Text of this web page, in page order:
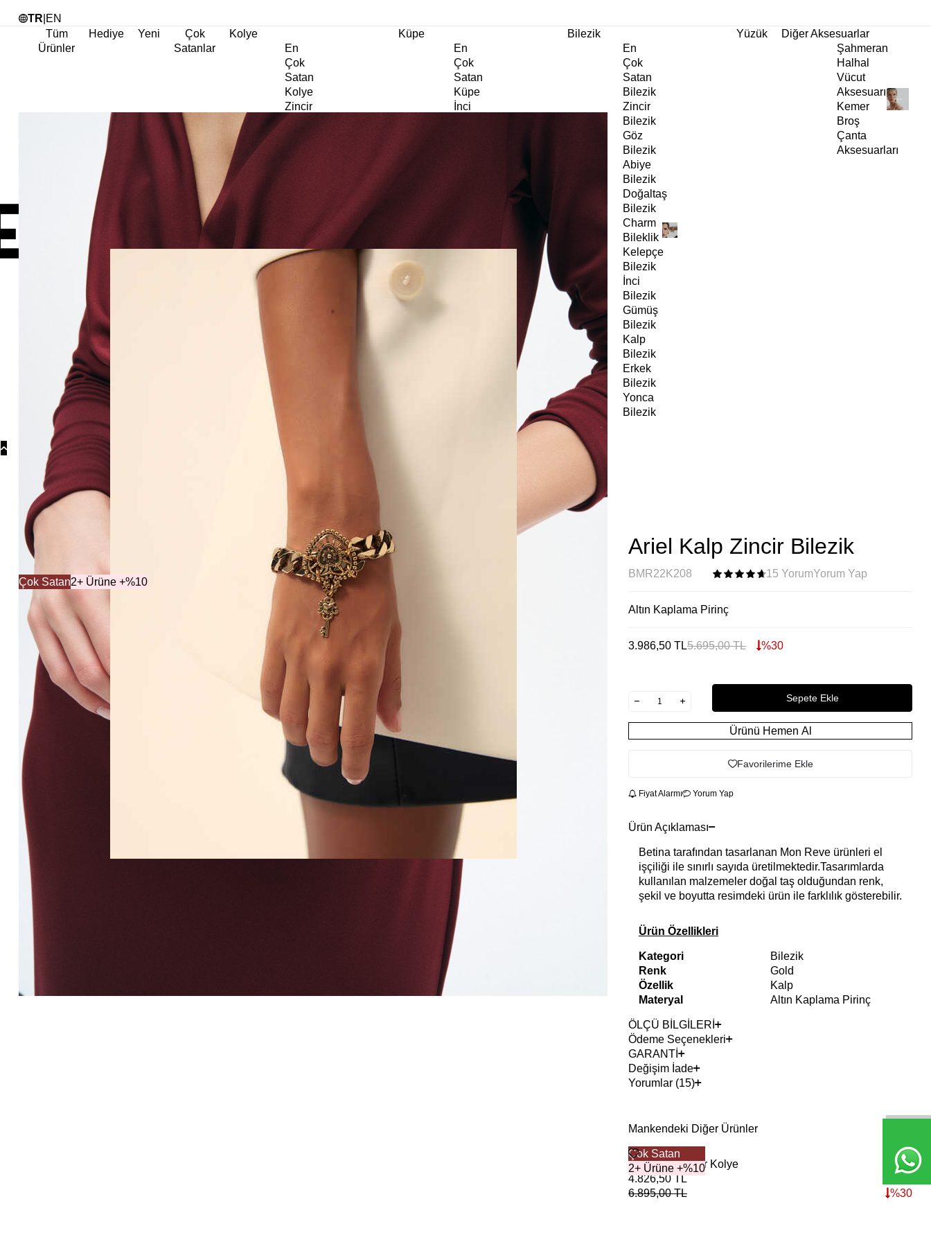
TR EN
Tüm
Ürünler
Hediye Yeni
Çok
Satanlar
Kolye
En
Çok
Satan
Kolye
Zincir
Doğaltaş
İnci
Küpe
En
Çok
Satan
Küpe
İnci
Göz
Bilezik
En
Çok
Satan
Bilezik
Zincir
Bilezik
Göz
Bilezik
Abiye
Bilezik
Doğaltaş
Bilezik
Charm
Bileklik
Kelepçe
Bilezik
İnci
Bilezik
Gümüş
Bilezik
Kalp
Bilezik
Erkek
Bilezik
Yonca
Bilezik
Yüzük
Diğer Aksesuarlar
Şahmeran
Halhal
Vücut
Aksesuarı
Kemer
Broş
Çanta
Aksesuarları
Kategoriler Ariel Kalp Zincir Bilezik
Çok Satan2+ Ürüne +%10
Ariel Kalp Zincir Bilezik
BMR22K208 15 YorumYorum Yap
Altın Kaplama Pirinç
3.986,50 TL5.695,00TL %30
Sepete Ekle
Ürünü Hemen Al
Favorilerime Ekle
Fiyat Alarmı Yorum Yap
Ürün Açıklaması
Betina tarafından tasarlanan Mon Reve ürünleri el
işçiliği ile sınırlı sayıda üretilmektedir.Tasarımlarda
kullanılan malzemeler doğal taş olduğundan renk,
şekil ve boyutta resimdeki ürün ile farklılık gösterebilir.
Ürün Özellikleri
Kategori
Bilezik
Renk
Gold
Özellik
Kalp
Materyal
Altın Kaplama Pirinç
ÖLÇÜ BİLGİLERİ
Ödeme Seçenekleri
GARANTİ
Değişim İade
Yorumlar (15)
Mankendeki Diğer Ürünler
Çok Satan
2+ Ürüne +%10
Ariel Kalp Zincir Kolye
4.826,50TL
6.895,00TL %30